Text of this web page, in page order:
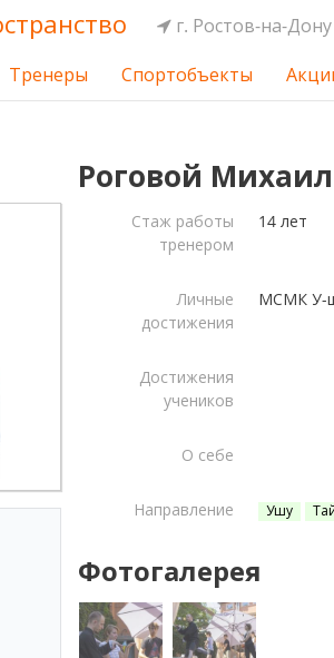
г. Ростов-на-Дону
Тренеры Спортобъекты
Роговой
Стаж работы
тренером
14 лет
Личные
достижения
МСМК У-
Достижения
учеников
О себе
Направление Ушу
Фотогалерея